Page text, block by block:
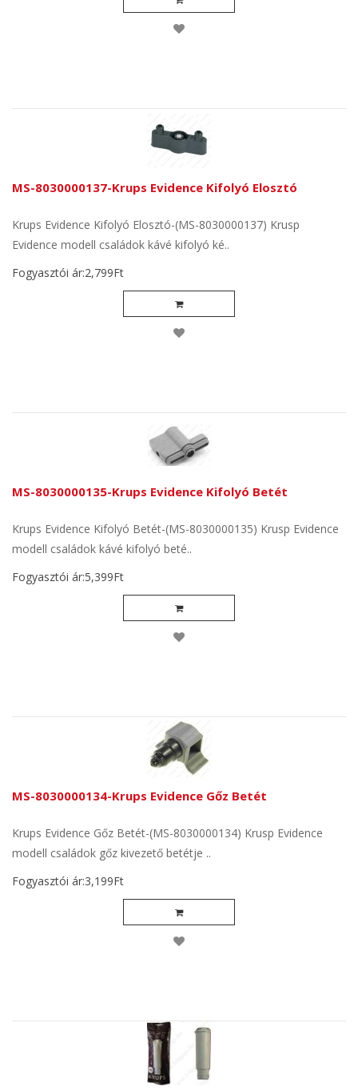
MS-8030000137-Krups Evidence Kifolyó Elosztó
Krups Evidence Kifolyó Elosztó-(MS-8030000137) Krusp
Evidence modell családok kávé kifolyó ké..
Fogyasztói ár:2,799Ft
MS-8030000135-Krups Evidence Kifolyó Betét
Krups Evidence Kifolyó Betét-(MS-8030000135) Krusp Evidence
modell családok kávé kifolyó beté..
Fogyasztói ár:5,399Ft
MS-8030000134-Krups Evidence Gőz Betét
Krups Evidence Gőz Betét-(MS-8030000134) Krusp Evidence
modell családok gőz kivezető betétje ..
Fogyasztói ár:3,199Ft